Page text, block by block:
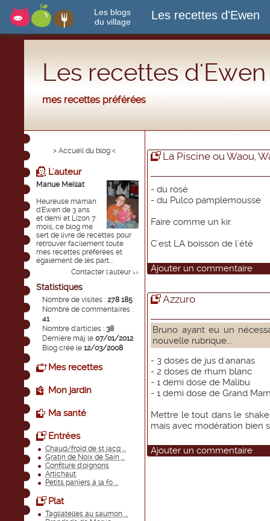
Les blogs
du village
Les recettes d'Ewen
Les recettes d'Ewen
mes recettes préférées
> Accueil du blog <
L'auteur
Manue Meillat
Heureuse maman
d'Ewen de 3 ans
et demi et Lizon 7
mois, ce blog me
sert de livre de recettes pour
retrouver facilement toute
mes recettes préférées et
également de les part...
Contacter l'auteur >>
Statistiques
Nombre de visites : 278 185
Nombre de commentaires :
41
Nombre d'articles : 38
Dernière màj le 07/01/2012
Blog créé le 12/03/2008
Mes recettes
Mon jardin
Ma santé
Entrées
Chaud/froid de st jacq ...
Gratin de Noix de Sain ...
Confiture d'oignons
Artichaut
Petits paniers à la fo ...
Plat
Tagliatelles au saumon ...
La Piscine ou Waou,
- du rosé
- du Pulco pamplemousse
Faire comme un kir.
C'est LA boisson de l'été
Ajouter un commentaire
Azzuro
Bruno ayant eu un
nouvelle rubrique...
- 3 doses de jus d'ananas
- 2 doses de rhum blanc
- 1 demi dose de Malibu
- 1 demi dose de Grand
Mettre le tout dans le
mais avec modération bien
Ajouter un commentaire